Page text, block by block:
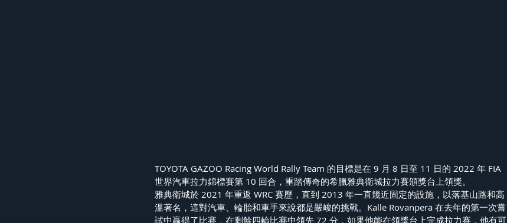
TOYOTA GAZOO Racing World Rally Team 的目標是在 9 月 8 日至 11 日的 2022 年 FIA
世界汽車拉力錦標賽第 10 回合，重踏傳奇的希臘雅典衛城拉力賽頒獎台上領獎。
雅典衛城於 2021 年重返 WRC 賽歷，直到 2013 年一直幾近固定的設施，以落基山路和高
溫著名，這對汽車、輪胎和車手來說都是嚴峻的挑戰。Kalle Rovanperä 在去年的第一次嘗
試中贏得了比賽，在剩餘四輪比賽中領先 72 分，如果他能在領獎台上完成拉力賽，他有可